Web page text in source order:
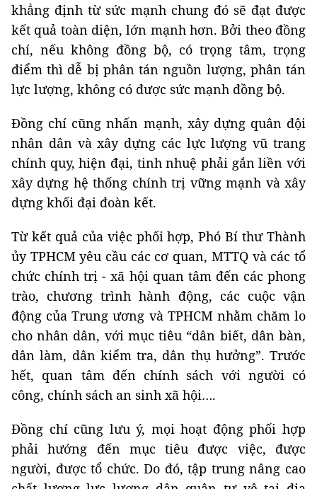
khẳng định từ sức mạnh chung đó sẽ đạt được
kết quả toàn diện, lớn mạnh hơn. Bởi theo đồng
chí, nếu không đồng bộ, có trọng tâm, trọng
điểm thì dễ bị phân tán nguồn lượng, phân tán
lực lượng, không có được sức mạnh đồng bộ.
Đồng chí cũng nhấn mạnh, xây dựng quân đội
nhân dân và xây dựng các lực lượng vũ trang
chính quy, hiện đại, tinh nhuệ phải gắn liền với
xây dựng hệ thống chính trị vững mạnh và xây
dựng khối đại đoàn kết.
Từ kết quả của việc phối hợp, Phó Bí thư Thành
ủy TPHCM yêu cầu các cơ quan, MTTQ và các tổ
chức chính trị - xã hội quan tâm đến các phong
trào, chương trình hành động, các cuộc vận
động của Trung ương và TPHCM nhằm chăm lo
cho nhân dân, với mục tiêu “dân biết, dân bàn,
dân làm, dân kiểm tra, dân thụ hưởng”. Trước
hết, quan tâm đến chính sách với người có
công, chính sách an sinh xã hội….
Đồng chí cũng lưu ý, mọi hoạt động phối hợp
phải hướng đến mục tiêu được việc, được
người, được tổ chức. Do đó, tập trung nâng cao